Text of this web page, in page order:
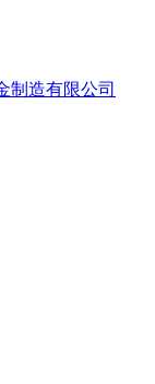
制造有限公司